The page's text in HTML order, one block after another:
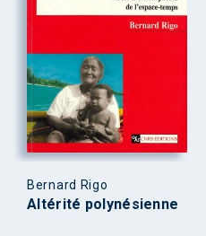
Bernard Rigo
Altérité polynésienne